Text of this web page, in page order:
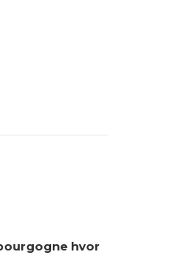
hvor